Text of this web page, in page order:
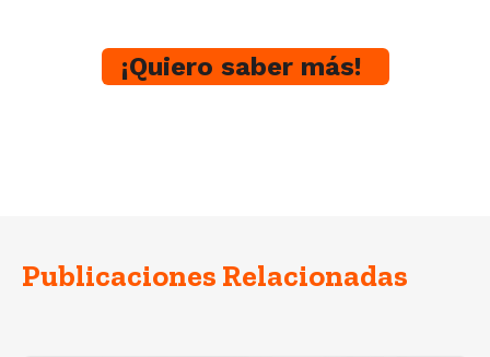
¡Quiero saber más!
Publicaciones Relacionadas